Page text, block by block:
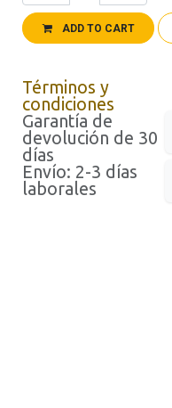
ADD TO CART
Términos y
condiciones
Garantía de
devolución de 30
días
Envío: 2-3 días
laborales